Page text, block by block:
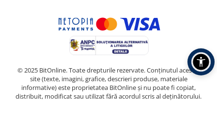
© 2025 BitOnline. Toate drepturile rezervate. Conținutul acestui
site (texte, imagini, grafice, descrieri produse, materiale
informative) este proprietatea BitOnline și nu poate fi copiat,
distribuit, modificat sau utilizat fără acordul scris al deținătorului.